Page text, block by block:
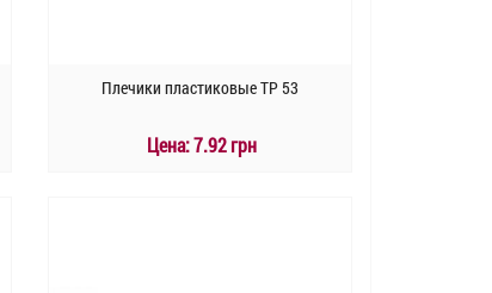
Плечики пластиковые TP 53
Цена:7.92 грн